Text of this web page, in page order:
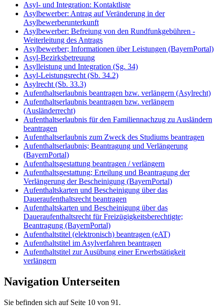
Asyl- und Integration: Kontaktliste
Asylbewerber: Antrag auf Veränderung in der
Asylbewerberunterkunft
Asylbewerber: Befreiung von den Rundfunkgebühren -
Weiterleitung des Antrags
Asylbewerber; Informationen über Leistungen (BayernPortal)
Asyl-Bezirksbetreuung
Asylleistung und Integration (Sg. 34)
Asyl-Leistungsrecht (Sb. 34.2)
Asylrecht (Sb. 33.3)
Aufenthaltserlaubnis beantragen bzw. verlängern (Asylrecht)
Aufenthaltserlaubnis beantragen bzw. verlängern
(Ausländerrecht)
Aufenthaltserlaubnis für den Familiennachzug zu Ausländern
beantragen
Aufenthaltserlaubnis zum Zweck des Studiums beantragen
Aufenthaltserlaubnis; Beantragung und Verlängerung
(BayernPortal)
Aufenthaltsgestattung beantragen / verlängern
Aufenthaltsgestattung; Erteilung und Beantragung der
Verlängerung der Bescheinigung (BayernPortal)
Aufenthaltskarten und Bescheinigung über das
Daueraufenthaltsrecht beantragen
Aufenthaltskarten und Bescheinigung über das
Daueraufenthaltsrecht für Freizügigkeitsberechtigte;
Beantragung (BayernPortal)
Aufenthaltstitel (elektronisch) beantragen (eAT)
Aufenthaltstitel im Asylverfahren beantragen
Aufenthaltstitel zur Ausübung einer Erwerbstätigkeit
verlängern
Navigation Unterseiten
Sie befinden sich auf Seite 10 von 91.